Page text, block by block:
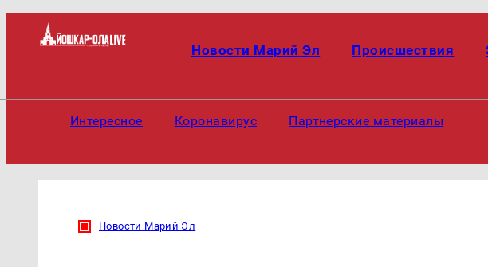
Новости Марий Эл Происшествия
Интересное Коронавирус Партнерские материалы
Новости Марий Эл